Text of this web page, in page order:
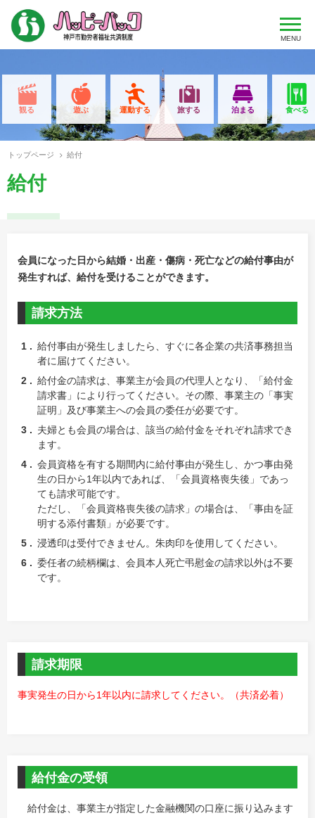
MENU
観る 遊ぶ 運動する 旅する 泊まる 食べる
トップページ 給付
給付
会員になった日から結婚・出産・傷病・死亡などの給付事由が
発生すれば、給付を受けることができます。
請求方法
給付事由が発生しましたら、すぐに各企業の共済事務担当
者に届けてください。
給付金の請求は、事業主が会員の代理人となり、「給付金
請求書」により行ってください。その際、事業主の「事実
証明」及び事業主への会員の委任が必要です。
夫婦とも会員の場合は、該当の給付金をそれぞれ請求でき
ます。
会員資格を有する期間内に給付事由が発生し、かつ事由発
生の日から1年以内であれば、「会員資格喪失後」であっ
ても請求可能です。
ただし、「会員資格喪失後の請求」の場合は、「事由を証
明する添付書類」が必要です。
浸透印は受付できません。朱肉印を使用してください。
委任者の続柄欄は、会員本人死亡弔慰金の請求以外は不要
です。
請求期限
事実発生の日から1年以内に請求してください。（共済必着）
給付金の受領
給付金は、事業主が指定した金融機関の口座に振り込みます